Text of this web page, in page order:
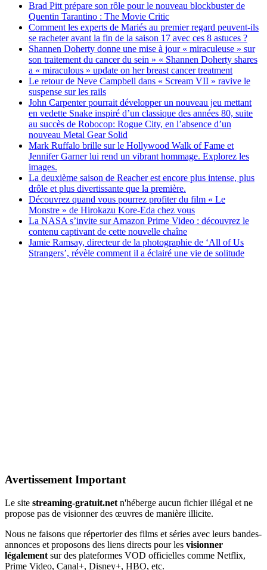
Brad Pitt prépare son rôle pour le nouveau blockbuster de
Quentin Tarantino : The Movie Critic
Comment les experts de Mariés au premier regard peuvent-ils
se racheter avant la fin de la saison 17 avec ces 8 astuces ?
Shannen Doherty donne une mise à jour « miraculeuse » sur
son traitement du cancer du sein » « Shannen Doherty shares
a « miraculous » update on her breast cancer treatment
Le retour de Neve Campbell dans « Scream VII » ravive le
suspense sur les rails
John Carpenter pourrait développer un nouveau jeu mettant
en vedette Snake inspiré d’un classique des années 80, suite
au succès de Robocop: Rogue City, en l’absence d’un
nouveau Metal Gear Solid
Mark Ruffalo brille sur le Hollywood Walk of Fame et
Jennifer Garner lui rend un vibrant hommage. Explorez les
images.
La deuxième saison de Reacher est encore plus intense, plus
drôle et plus divertissante que la première.
Découvrez quand vous pourrez profiter du film « Le
Monstre » de Hirokazu Kore-Eda chez vous
La NASA s’invite sur Amazon Prime Video : découvrez le
contenu captivant de cette nouvelle chaîne
Jamie Ramsay, directeur de la photographie de ‘All of Us
Strangers’, révèle comment il a éclairé une vie de solitude
Avertissement Important
Le site streaming-gratuit.net n'héberge aucun fichier illégal et ne
propose pas de visionner des œuvres de manière illicite.
Nous ne faisons que répertorier des films et séries avec leurs bandes-
annonces et proposons des liens directs pour les visionner
légalement sur des plateformes VOD officielles comme Netflix,
Prime Video, Canal+, Disney+, HBO, etc.